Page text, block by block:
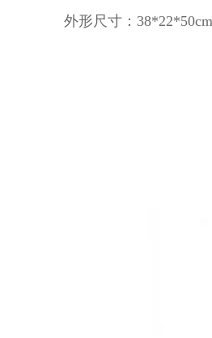
外形尺寸：